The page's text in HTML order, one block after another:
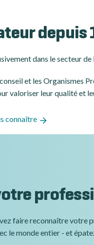
depuis
dans le secteur
et les Organismes
valoriser leur qualité et
connaître
faire reconnaître votre
le monde entier - et